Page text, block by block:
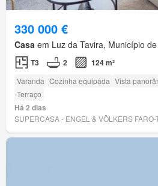
330 000 €
Casa em Luz da Tavira, Município
T3 2 124 m²
Varanda Cozinha equipada Vista
Terraço
Há 2 dias
SUPERCASA - ENGEL & VÖLKERS FARO-